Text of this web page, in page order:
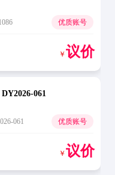
优质账号
￥ 议价
061
061 优质账号
￥ 议价